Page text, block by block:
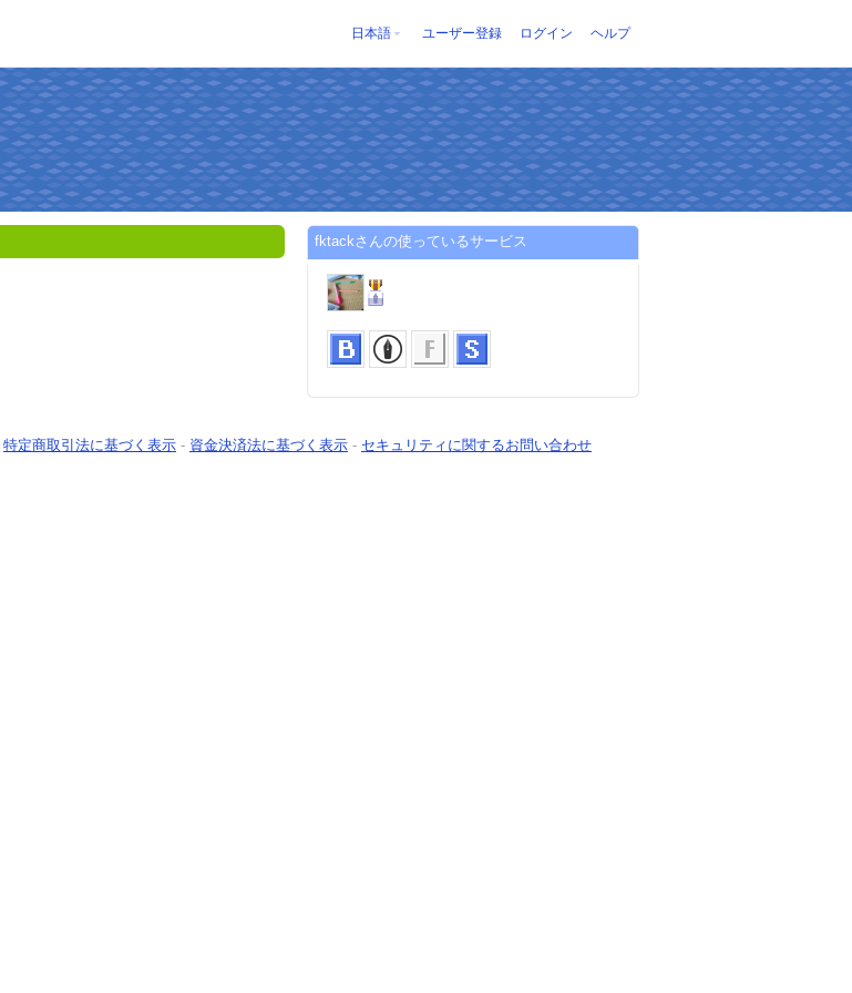
日本語 ユーザー登録 ログイン ヘルプ
fktackさんの使っているサービス
特定商取引法に基づく表示 - 資金決済法に基づく表示 - セキュリティに関するお問い合わせ